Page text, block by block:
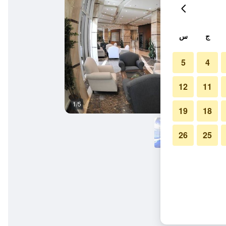
1/5
ج س
4
5
11
12
18
19
25
26